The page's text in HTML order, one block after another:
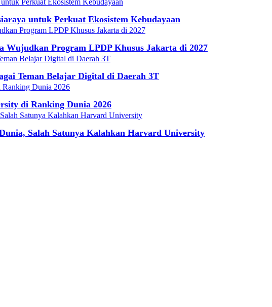
untuk Perkuat Ekosistem Kebudayaan
Wujudkan Program LPDP Khusus Jakarta di 2027
Teman Belajar Digital di Daerah 3T
di Ranking Dunia 2026
Salah Satunya Kalahkan Harvard University